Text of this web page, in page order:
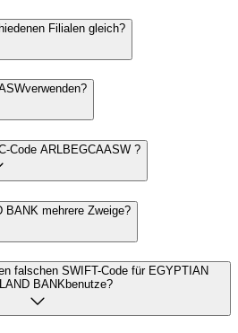
Filialen gleich?
Code ARLBEGCAASW ?
BANK mehrere Zweige?
falschen SWIFT-Code für EGYPTIAN
BANKbenutze?